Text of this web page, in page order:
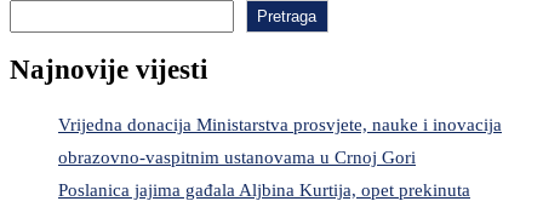
Pretraga
Najnovije vijesti
Vrijedna donacija Ministarstva prosvjete, nauke i inovacija
obrazovno-vaspitnim ustanovama u Crnoj Gori
Poslanica jajima gađala Aljbina Kurtija, opet prekinuta